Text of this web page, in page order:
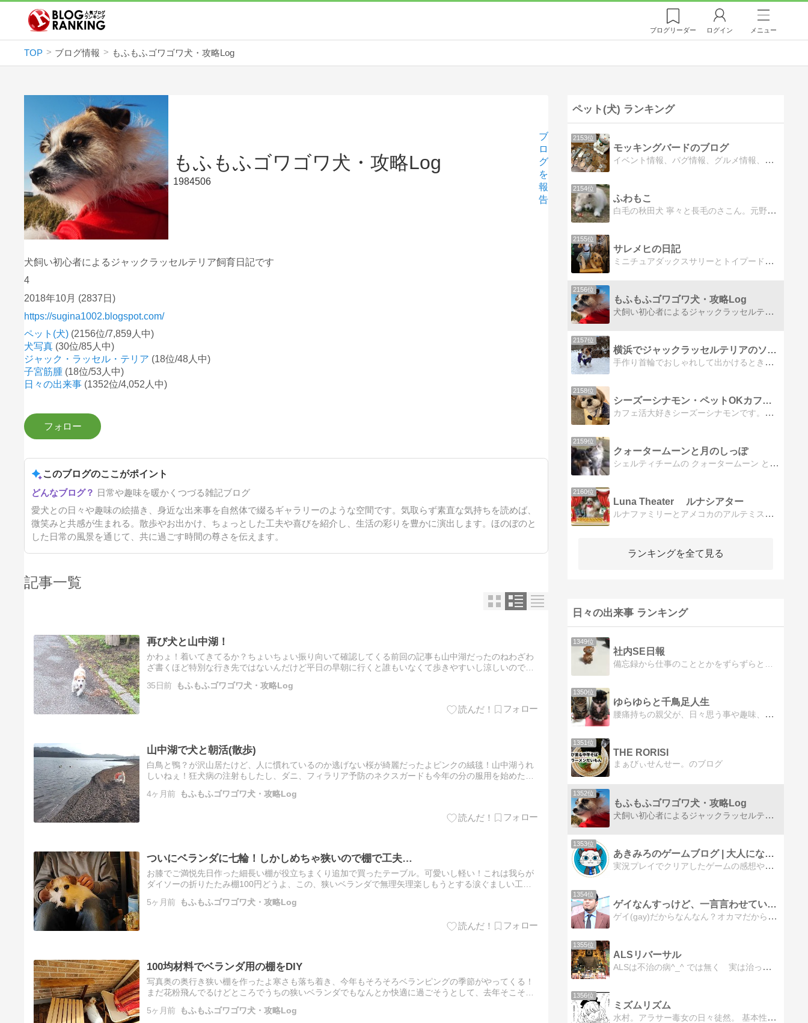
ブログリーダー ログイン メニュー
TOP ブログ情報 もふもふゴワゴワ犬・攻略Log
もふもふゴワゴワ犬・攻略Log
1984506
ブ
ロ
グ
を
報
告
犬飼い初心者によるジャックラッセルテリア飼育日記です
4
2018年10月 (2837日)
https://sugina1002.blogspot.com/
ペット(犬) (2156位/7,859人中)
犬写真 (30位/85人中)
ジャック・ラッセル・テリア (18位/48人中)
子宮筋腫 (18位/53人中)
日々の出来事 (1352位/4,052人中)
このブログのここがポイント
日常や趣味を暖かくつづる雑記ブログ
愛犬との日々や趣味の絵描き、身近な出来事を自然体で綴るギャラリーのような空間です。気取らず素直な気持ちを読めば、
微笑みと共感が生まれる。散歩やお出かけ、ちょっとした工夫や喜びを紹介し、生活の彩りを豊かに演出します。ほのぼのと
した日常の風景を通じて、共に過ごす時間の尊さを伝えます。
記事一覧
再び犬と山中湖！
かわょ！着いてきてるか？ちょいちょい振り向いて確認してくる前回の記事も山中湖だったのねわざわ
ざ書くほど特別な行き先ではないんだけど平日の早朝に行くと誰もいなくて歩きやすいし涼しいので、
35日前 もふもふゴワゴワ犬・攻略Log
山中湖で犬と朝活(散歩)
白鳥と鴨？が沢山居たけど、人に慣れているのか逃げない桜が綺麗だったよピンクの絨毯！山中湖うれ
しいねぇ！狂犬病の注射もしたし、ダニ、フィラリア予防のネクスガードも今年の分の服用を始めたの
も…
4ヶ月前 もふもふゴワゴワ犬・攻略Log
ついにベランダに七輪！しかしめちゃ狭いので棚で工夫…
お膝でご満悦先日作った細長い棚が役立ちまくり追加で買ったテーブル。可愛いし軽い！これは我らが
ダイソーの折りたたみ棚100円どうよ、この、狭いベランダで無理矢理楽しもうとする涙ぐましい工
振…
5ヶ月前 もふもふゴワゴワ犬・攻略Log
100均材料でベランダ用の棚をDIY
写真奥の奥行き狭い棚を作ったよ寒さも落ち着き、今年もそろそろベランピングの季節がやってくる！
まだ花粉飛んでるけどところでうちの狭いベランダでもなんとか快適に過ごそうとして、去年そこそこ
ま…
5ヶ月前 もふもふゴワゴワ犬・攻略Log
ペット(犬) ランキング
2153位
モッキングバードのブログ
イベント情報、パグ情報、グルメ情報、子供の緘黙症の話題など
2154位
ふわもこ
白毛の秋田犬 寧々と長毛のさこん。元野良の兄弟猫２匹、先代犬の介護記録、趣味の植物栽培など。
2155位
サレメヒの日記
ミニチュアダックスサリーとトイプードルひなたのウマウマ道中記
2156位
もふもふゴワゴワ犬・攻略Log
犬飼い初心者によるジャックラッセルテリア飼育日記です
2157位
横浜でジャックラッセルテリアのソラと暮らすおやじのブログ
手作り首輪でおしゃれして出かけるときはいつも一緒、楽しい友達と気ままに自由に時間も場所も車中泊の旅。
2158位
シーズーシナモン・ペットOKカフェ活日記
カフェ活大好きシーズーシナモンです。横浜近郊のワンコ同伴可のカフェやレストランの情報と、手作りワンコご飯のメニューをお伝えします。どうぞよろしくお願いします。
2159位
クォータームーンと月のしっぽ
シェルティチームの クォータームーン と CATチーム 月のしっぽ の日記です。
2160位
Luna Theater ルナシアター
ルナファミリーとアメコカのアルテミスと馬２頭。珍事件を織り交ぜたゆったりのんびり成長日記的劇場です。
ランキングを全て見る
日々の出来事 ランキング
1349位
社内SE日報
備忘録から仕事のこととかをずらずらと…
1350位
ゆらゆらと千鳥足人生
腰痛持ちの親父が、日々思う事や趣味、フィリピン人奥さんとその家族との交流などを綴ります。
1351位
THE RORISI
まぁびぃせんせー。のブログ
1352位
もふもふゴワゴワ犬・攻略Log
犬飼い初心者によるジャックラッセルテリア飼育日記です
1353位
あきみろのゲームブログ | 大人になってもゲームが大好き！
実況プレイでクリアしたゲームの感想や気になるゲームの紹介をしています。動画編集やブログで培ったネタなど忘れないよう書いています。たまに好きなお酒や興味のある映画などの記事も書いてます。
1354位
ゲイなんすっけど、一言言わせていただいてよろしいかしら？
ゲイ(gay)だからなんなん？オカマだからなんなん？
1355位
ALSリバーサル
ALSは不治の病^_^ では無く 実は治った方が 少ないけれど存在します。神経変性疾患には共通項多く、他の病含め情報収集して ALSリバーサル（回復）を目指します。その途中経過をブログにアップ、応援お願いします。
1356位
ミズムリズム
水村。アラサー毒女の日々徒然。 基本性格が悪くクズ。